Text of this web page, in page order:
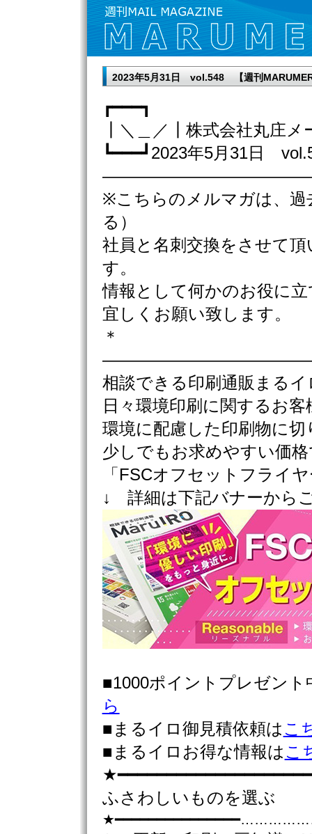
2023年5月31日 vol.548 【週刊
┏━━━┓
┃＼＿／┃株式会社丸庄メ
┗━━━┛2023年5月31日
※こちらのメルマガは、過
る）
社員と名刺交換をさせて
す。
情報として何かのお役に
宜しくお願い致します。
＊
相談できる印刷通販まる
日々環境印刷に関するお
環境に配慮した印刷物に
少しでもお求めやすい価
「FSCオフセットフライ
↓ 詳細は下記バナーから
■1000ポイントプレゼン
ら
■まるイロ御見積依頼はこ
■まるイロお得な情報はこ
ふさわしいものを選ぶ